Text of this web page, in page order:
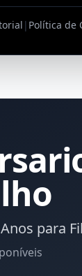
| Política de
para